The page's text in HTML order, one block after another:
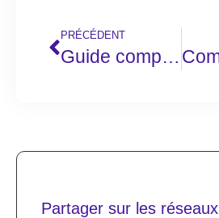
PRÉCÉDENT
Guide complet des Backlink Tools : Comparatif des bases de données 2024
Partager sur les réseaux